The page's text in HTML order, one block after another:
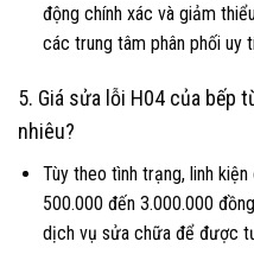
động chính xác và giảm
các trung tâm phân phối uy
5. Giá sửa lỗi H04 của bếp
nhiêu?
Tùy theo tình trạng, linh
500.000 đến 3.000.000
dịch vụ sửa chữa để được